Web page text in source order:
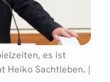
es ist
Heiko Sachtleben. |